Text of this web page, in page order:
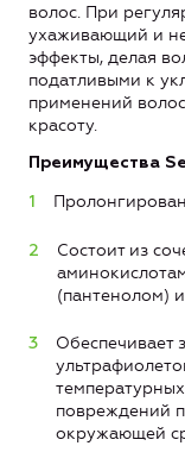
волос. При
ухаживающий и
эффекты, делая
податливыми к
применений
красоту.
Преимущества
Состоит из
(пантенолом)
Обеспечивает
повреждений
окружающей